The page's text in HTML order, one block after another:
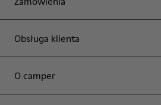
Obsługa klienta
O camper